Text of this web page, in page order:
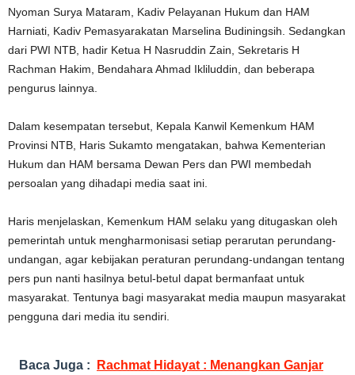
Nyoman Surya Mataram, Kadiv Pelayanan Hukum dan HAM
Harniati, Kadiv Pemasyarakatan Marselina Budiningsih. Sedangkan
dari PWI NTB, hadir Ketua H Nasruddin Zain, Sekretaris H
Rachman Hakim, Bendahara Ahmad Ikliluddin, dan beberapa
pengurus lainnya.
Dalam kesempatan tersebut, Kepala Kanwil Kemenkum HAM
Provinsi NTB, Haris Sukamto mengatakan, bahwa Kementerian
Hukum dan HAM bersama Dewan Pers dan PWI membedah
persoalan yang dihadapi media saat ini.
Haris menjelaskan, Kemenkum HAM selaku yang ditugaskan oleh
pemerintah untuk mengharmonisasi setiap perarutan perundang-
undangan, agar kebijakan peraturan perundang-undangan tentang
pers pun nanti hasilnya betul-betul dapat bermanfaat untuk
masyarakat. Tentunya bagi masyarakat media maupun masyarakat
pengguna dari media itu sendiri.
Baca Juga :
Rachmat Hidayat : Menangkan Ganjar